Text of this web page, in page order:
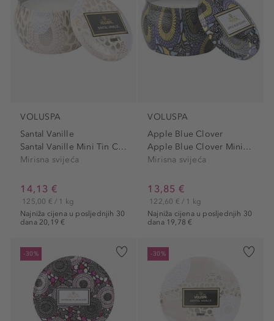
VOLUSPA
Santal Vanille
Santal Vanille Mini Tin Candle
Mirisna svijeća
14,13 €
Najniža cijena u posljednjih 30
dana 20,19 €
125,00 € / 1 kg
VOLUSPA
Apple Blue Clover
Apple Blue Clover Mini Tin...
Mirisna svijeća
13,85 €
Najniža cijena u posljednjih 30
dana 19,78 €
122,60 € / 1 kg
-30% -30%